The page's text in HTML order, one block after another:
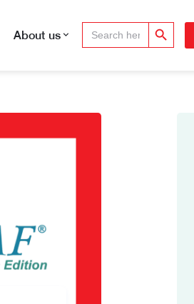
About us
Search
for:
Search Button